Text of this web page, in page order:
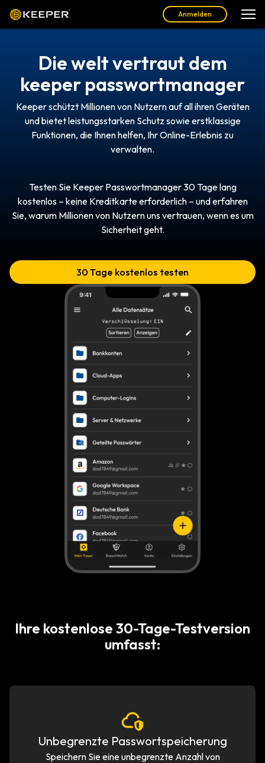
Anmelden
Die welt vertraut dem
keeper passwortmanager
Keeper schützt Millionen von Nutzern auf all ihren Geräten
und bietet leistungsstarken Schutz sowie erstklassige
Funktionen, die Ihnen helfen, Ihr Online-Erlebnis zu
verwalten.
Testen Sie Keeper Passwortmanager 30 Tage lang
kostenlos – keine Kreditkarte erforderlich – und erfahren
Sie, warum Millionen von Nutzern uns vertrauen, wenn es um
Sicherheit geht.
30 Tage kostenlos testen
Ihre kostenlose 30-Tage-Testversion
umfasst:
Unbegrenzte Passwortspeicherung
Speichern Sie eine unbegrenzte Anzahl von